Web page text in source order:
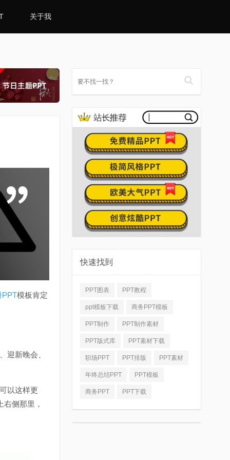
关于我
PPT模板肯定
迎新晚会、
以这样更
侧那里，
快速找到
PPT图表 PPT教程
ppt模板下载 商务PPT模板
PPT制作 PPT制作素材
PPT版式库 PPT素材下载
职场PPT PPT排版 PPT素材
年终总结PPT PPT模板
商务PPT PPT下载